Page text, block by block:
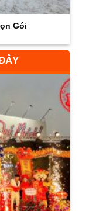
Gói